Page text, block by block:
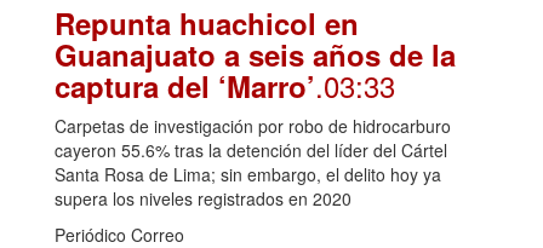
Repunta huachicol en
Guanajuato a seis años de la
captura del ‘Marro’.03:33
Carpetas de investigación por robo de hidrocarburo
cayeron 55.6% tras la detención del líder del Cártel
Santa Rosa de Lima; sin embargo, el delito hoy ya
supera los niveles registrados en 2020
Periódico Correo